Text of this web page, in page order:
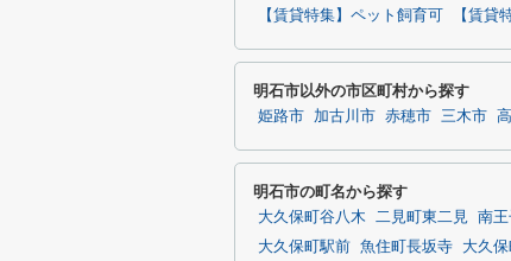
【賃貸特集】ペット飼育可 【賃貸
明石市以外の市区町村から探す
姫路市 加古川市 赤穂市 三木市
明石市の町名から探す
大久保町谷八木 二見町東二見 南王
大久保町駅前 魚住町長坂寺 大久